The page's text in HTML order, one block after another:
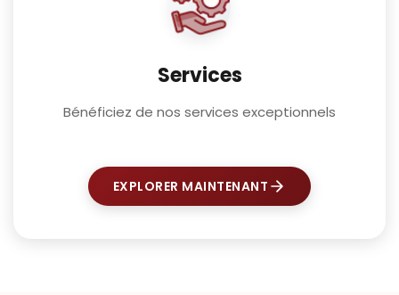
Services
Bénéficiez de nos services exceptionnels
EXPLORER MAINTENANT